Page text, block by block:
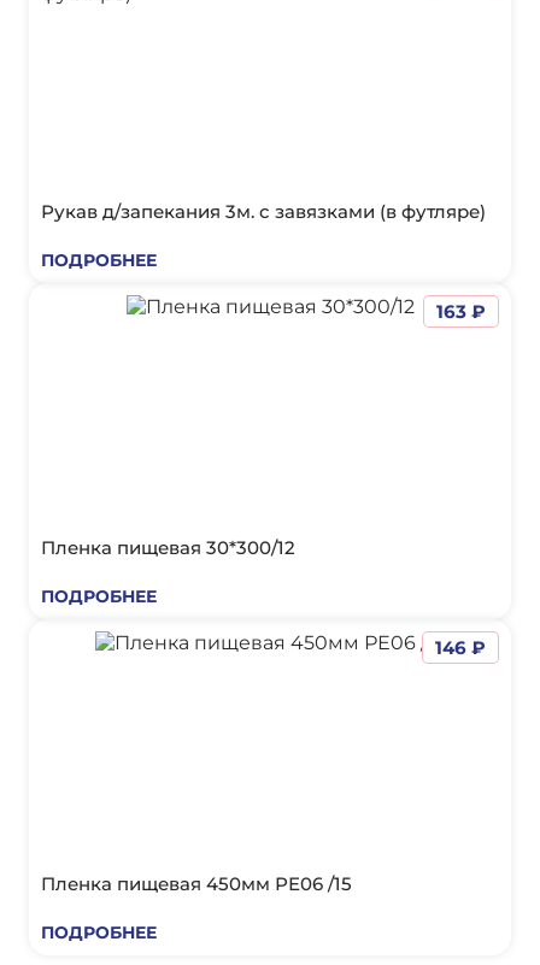
Рукав д/запекания 3м. с завязками (в футляре)
ПОДРОБНЕЕ
Пленка пищевая 30*300/12
ПОДРОБНЕЕ
163 ₽
Пленка пищевая 450мм РЕ06 /15
ПОДРОБНЕЕ
146 ₽